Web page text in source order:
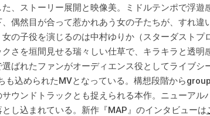
、ストーリー展開と映像美。ミドルテンポで浮遊
、偶然目が合って惹かれあう女の子たちが、すれ
の子役を演じるのは中村ゆりか（スターダストプ
さを垣間見せる瑞々しい仕草で、キラキラと透
ばれたファンがオーディエンス役としてライブシ
も込められたMVとなっている。構想段階から
ウンドトラックとも捉えられる本作。ニューアル
し込まれている。新作『MAP』のインタビューは